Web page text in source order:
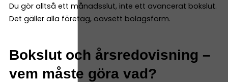
Du gör alltså ett månadsslut, inte ett avancerat bokslut.
Det gäller alla företag, oavsett bolagsform.
Bokslut och årsredovisning –
vem måste göra vad?